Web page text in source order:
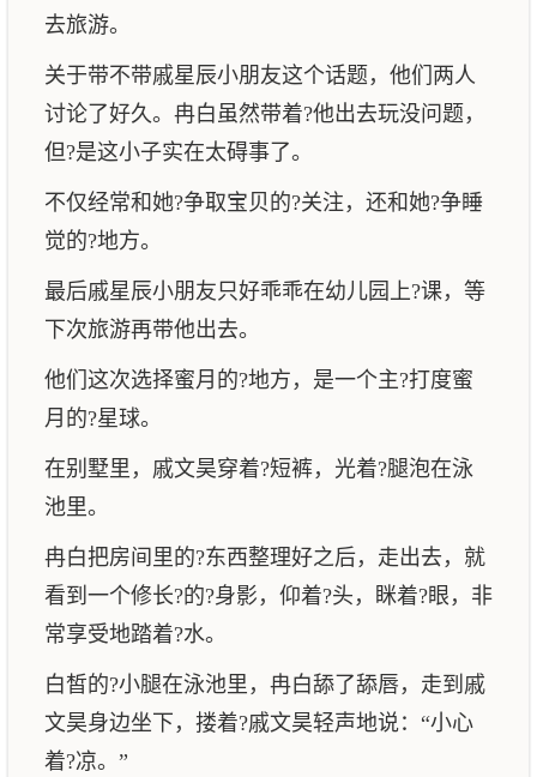
去旅游。
关于带不带戚星辰小朋友这个话题，他们两人
讨论了好久。冉白虽然带着?他出去玩没问题，
但?是这小子实在太碍事了。
不仅经常和她?争取宝贝的?关注，还和她?争睡
觉的?地方。
最后戚星辰小朋友只好乖乖在幼儿园上?课，等
下次旅游再带他出去。
他们这次选择蜜月的?地方，是一个主?打度蜜
月的?星球。
在别墅里，戚文昊穿着?短裤，光着?腿泡在泳
池里。
冉白把房间里的?东西整理好之后，走出去，就
看到一个修长?的?身影，仰着?头，眯着?眼，非
常享受地踏着?水。
白皙的?小腿在泳池里，冉白舔了舔唇，走到戚
文昊身边坐下，搂着?戚文昊轻声地说：“小心
着?凉。”